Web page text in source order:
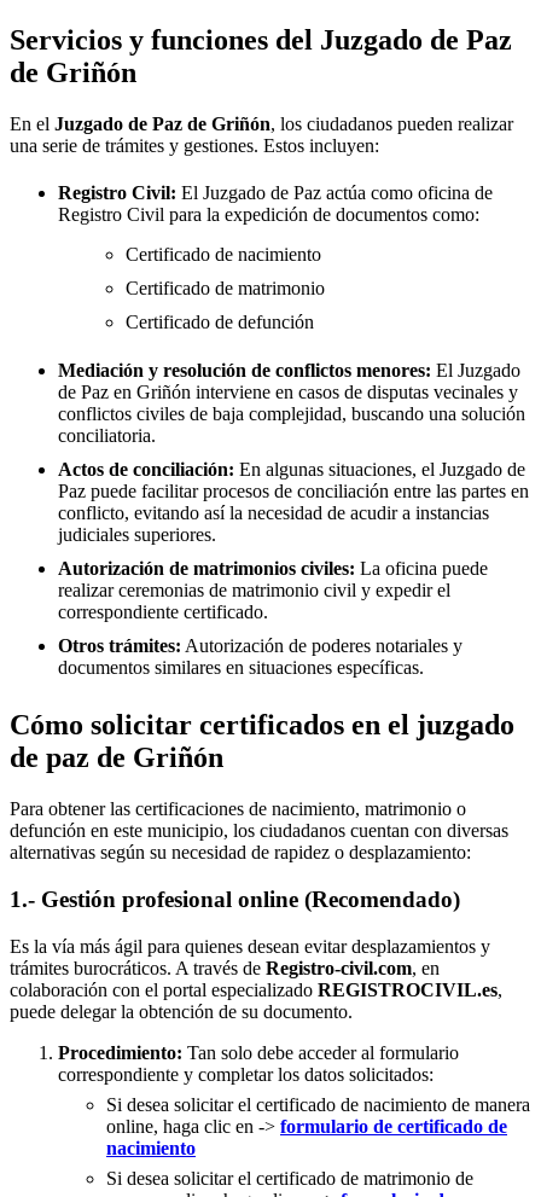
Servicios y funciones del Juzgado de Paz
de Griñón
En el Juzgado de Paz de Griñón, los ciudadanos pueden realizar
una serie de trámites y gestiones. Estos incluyen:
Registro Civil: El Juzgado de Paz actúa como oficina de
Registro Civil para la expedición de documentos como:
Certificado de nacimiento
Certificado de matrimonio
Certificado de defunción
Mediación y resolución de conflictos menores: El Juzgado
de Paz en Griñón interviene en casos de disputas vecinales y
conflictos civiles de baja complejidad, buscando una solución
conciliatoria.
Actos de conciliación: En algunas situaciones, el Juzgado de
Paz puede facilitar procesos de conciliación entre las partes en
conflicto, evitando así la necesidad de acudir a instancias
judiciales superiores.
Autorización de matrimonios civiles: La oficina puede
realizar ceremonias de matrimonio civil y expedir el
correspondiente certificado.
Otros trámites: Autorización de poderes notariales y
documentos similares en situaciones específicas.
Cómo solicitar certificados en el juzgado
de paz de Griñón
Para obtener las certificaciones de nacimiento, matrimonio o
defunción en este municipio, los ciudadanos cuentan con diversas
alternativas según su necesidad de rapidez o desplazamiento:
1.- Gestión profesional online (Recomendado)
Es la vía más ágil para quienes desean evitar desplazamientos y
trámites burocráticos. A través de Registro-civil.com, en
colaboración con el portal especializado REGISTROCIVIL.es,
puede delegar la obtención de su documento.
Procedimiento: Tan solo debe acceder al formulario
correspondiente y completar los datos solicitados:
Si desea solicitar el certificado de nacimiento de manera
online, haga clic en -> formulario de certificado de
nacimiento
Si desea solicitar el certificado de matrimonio de